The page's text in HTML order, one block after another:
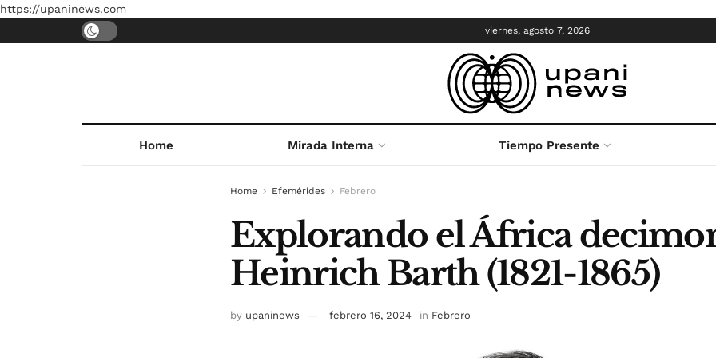
https://upaninews.com
viernes, agosto 7, 2026
Home Mirada Interna Tiempo Presente
Home Efemérides Febrero
Explorando el África
Heinrich Barth (1821-1865)
by upaninews febrero 16, 2024 in Febrero